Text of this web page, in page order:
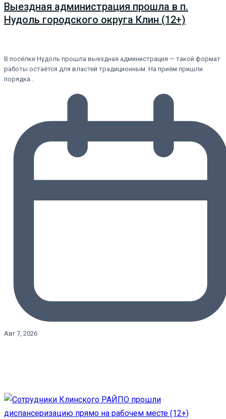
Выездная администрация прошла в п.
Нудоль городского округа Клин (12+)
В посёлке Нудоль прошла выездная администрация — такой формат
работы остаётся для властей традиционным. На приём пришли
порядка…
Авг 7, 2026